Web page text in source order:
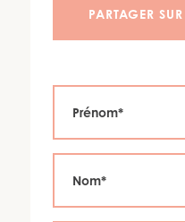
PARTAGER